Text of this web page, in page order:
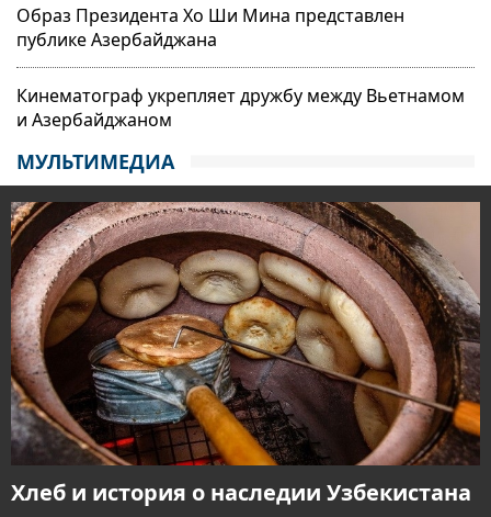
Образ Президента Хо Ши Мина представлен
публике Азербайджана
Кинематограф укрепляет дружбу между Вьетнамом
и Азербайджаном
МУЛЬТИМЕДИА
Хлеб и история о наследии Узбекистана